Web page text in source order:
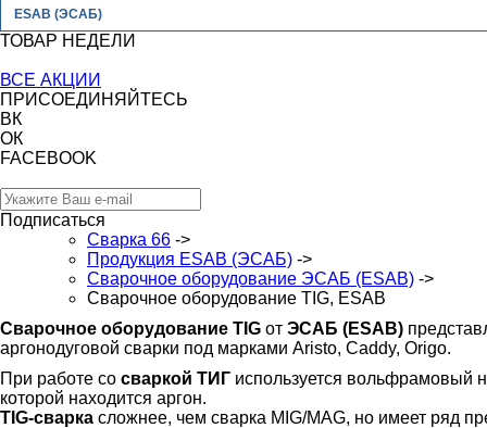
ESAB (ЭСАБ)
ТОВАР НЕДЕЛИ
ВСЕ АКЦИИ
ПРИСОЕДИНЯЙТЕСЬ
ВК
ОК
FACEBOOK
Подписаться
Сварка 66 ->
Продукция ESAB (ЭСАБ) ->
Сварочное оборудование ЭСАБ (ESAB) ->
Сварочное оборудование TIG, ESAB
Сварочное оборудование ТIG от ЭСАБ (ESAB)
аргонодуговой сварки под марками Aristo, Caddy, Origo.
При работе со сваркой ТИГ используется вольфрамовый
которой находится аргон.
TIG-сварка сложнее, чем сварка MIG/MAG, но имеет ряд